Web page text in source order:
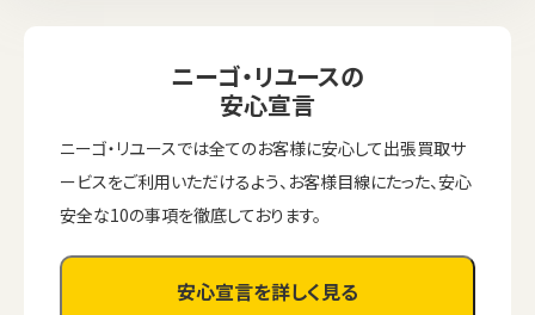
ニーゴ・リユースの
安心宣言
ニーゴ・リユースでは全てのお客様に安心して出張買取サ
ービスをご利用いただけるよう、お客様目線にたった、安心
安全な10の事項を徹底しております。
安心宣言を詳しく見る